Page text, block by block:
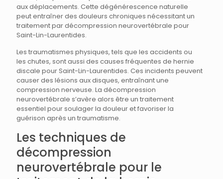
aux déplacements. Cette dégénérescence naturelle
peut entraîner des douleurs chroniques nécessitant un
traitement par décompression neurovertébrale pour
Saint-Lin-Laurentides.
Les traumatismes physiques, tels que les accidents ou
les chutes, sont aussi des causes fréquentes de hernie
discale pour Saint-Lin-Laurentides. Ces incidents peuvent
causer des lésions aux disques, entraînant une
compression nerveuse. La décompression
neurovertébrale s’avère alors être un traitement
essentiel pour soulager la douleur et favoriser la
guérison après un traumatisme.
Les techniques de
décompression
neurovertébrale pour le